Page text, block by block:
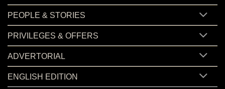
PEOPLE & STORIES
PRIVILEGES & OFFERS
ADVERTORIAL
ENGLISH EDITION